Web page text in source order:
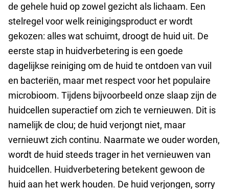
de gehele huid op zowel gezicht als lichaam. Een
stelregel voor welk reinigingsproduct er wordt
gekozen: alles wat schuimt, droogt de huid uit. De
eerste stap in huidverbetering is een goede
dagelijkse reiniging om de huid te ontdoen van vuil
en bacteriën, maar met respect voor het populaire
microbioom. Tijdens bijvoorbeeld onze slaap zijn de
huidcellen superactief om zich te vernieuwen. Dit is
namelijk de clou; de huid verjongt niet, maar
vernieuwt zich continu. Naarmate we ouder worden,
wordt de huid steeds trager in het vernieuwen van
huidcellen. Huidverbetering betekent gewoon de
huid aan het werk houden. De huid verjongen, sorry